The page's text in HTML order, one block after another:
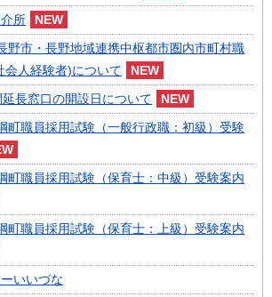
所
市・長野地域連携中枢都市圏内市町村職
会人経験者)について
長窓口の開設日について
町職員採用試験（一般行政職：初級）受験
町職員採用試験（保育士：中級）受験案内
町職員採用試験（保育士：上級）受験案内
いいづな